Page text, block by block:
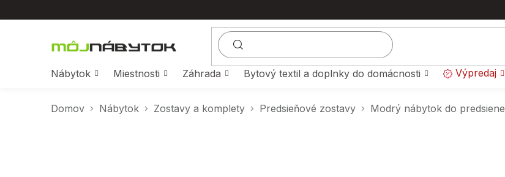
na
Nábytok
Miestnosti Záhrada Bytový textil a doplnky do domácnosti Výpredaj
Domov Nábytok Zostavy a komplety Predsieňové zostavy Modrý nábytok do predsiene